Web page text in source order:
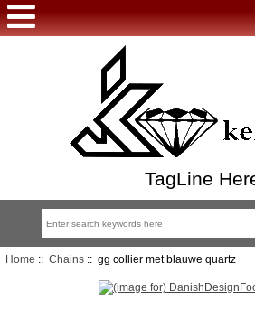
TagLine
Home :: Chains:: gg collier met blauwe quartz